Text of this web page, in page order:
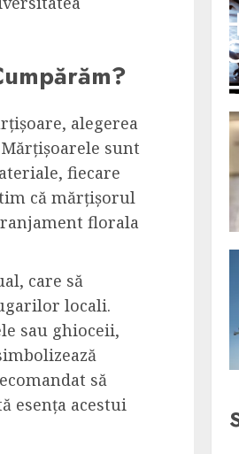
alegerea
sunt
fiecare
că mărțișorul
florala
care să
locali.
sau ghioceii,
să
esența acestui